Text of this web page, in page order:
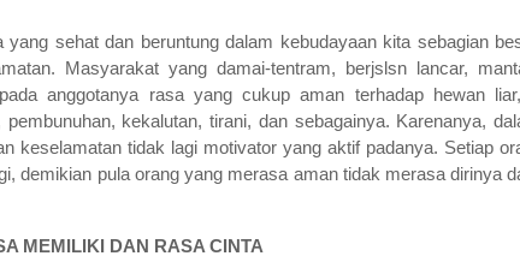
yang sehat dan beruntung dalam kebudayaan kita sebagian
Masyarakat yang damai-tentram, berjslsn lancar,
anggotanya rasa yang cukup aman terhadap hewan
kekalutan, tirani, dan sebagainya. Karenanya,
keselamatan tidak lagi motivator yang aktif padanya. Setiap
demikian pula orang yang merasa aman tidak merasa dirinya
MEMILIKI DAN RASA CINTA